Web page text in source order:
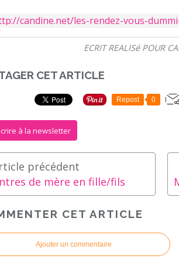
ECRIT REALISé POUR
CET ARTICLE
Repost 0
à la newsletter
de mère en fille/fils
CET ARTICLE
Ajouter un commentaire